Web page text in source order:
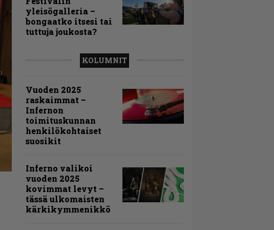
yleisögalleria –
bongaatko itsesi tai
tuttuja joukosta?
KOLUMNIT
Vuoden 2025
raskaimmat –
Infernon
toimituskunnan
henkilökohtaiset
suosikit
Inferno valikoi
vuoden 2025
kovimmat levyt –
tässä ulkomaisten
kärkikymmenikkö